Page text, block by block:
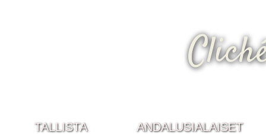
TALLISTA ANDALUSIALAISET